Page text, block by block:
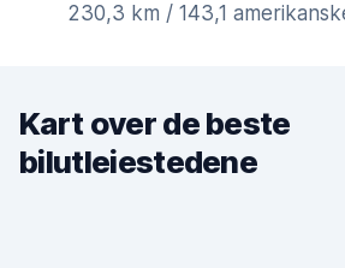
230,3 km / 143,1
Kart over de beste
bilutleiestedene